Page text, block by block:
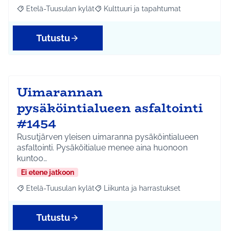
Rajaa tulokset aihepiirin mukaan: Etelä-Tuusulan kylät
Etelä-Tuusulan kylät Rajaa tulokset teeman mukaan:
Kulttuuri ja tapahtumat
Tutustu
Uimarannan
pysäköintialueen asfaltointi
#1454
Rusutjärven yleisen uimaranna pysäköintialueen
asfaltointi. Pysäköitialue menee aina huonoon
kuntoo…
Ei etene jatkoon
Rajaa tulokset aihepiirin mukaan: Etelä-Tuusulan kylät
Etelä-Tuusulan kylät Rajaa tulokset teeman mukaan:
Liikunta ja harrastukset
Tutustu